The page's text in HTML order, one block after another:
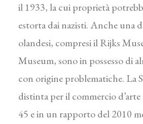
il 1933, la cui proprietà
estorta dai nazisti. Anche una
olandesi, compresi il Rijks
Museum, sono in possesso di
con origine problematiche. La
distinta per il commercio
45 e in un rapporto del 2010